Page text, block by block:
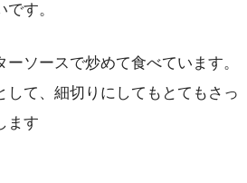
す。
ソースで炒めて食べています。
て、細切りにしてもとてもさっ
ます